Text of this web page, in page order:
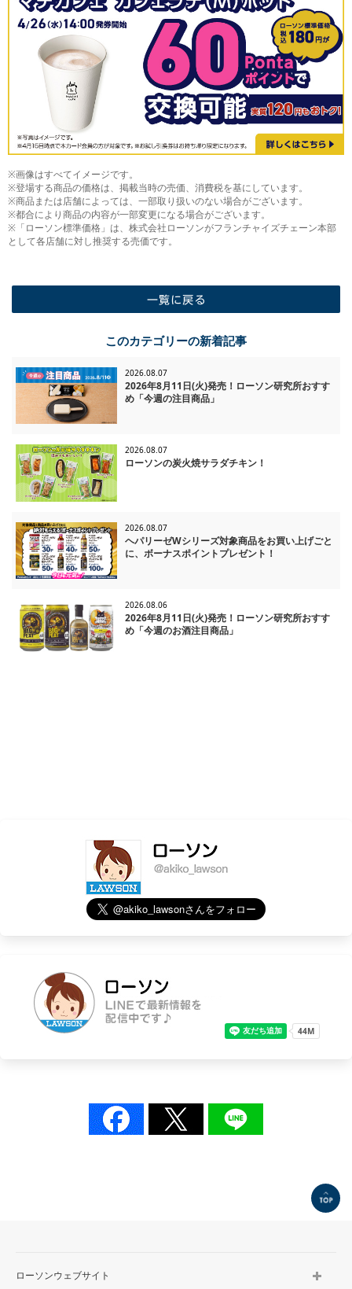
※画像はすべてイメージです。
※登場する商品の価格は、掲載当時の売価、消費税を基にしています。
※商品または店舗によっては、一部取り扱いのない場合がございます。
※都合により商品の内容が一部変更になる場合がございます。
※「ローソン標準価格」は、株式会社ローソンがフランチャイズチェーン本部
として各店舗に対し推奨する売価です。
このカテゴリーの新着記事
2026.08.07
2026年8月11日(火)発売！ローソン研究所おすす
め「今週の注目商品」
2026.08.07
ローソンの炭火焼サラダチキン！
2026.08.07
ヘパリーゼWシリーズ対象商品をお買い上げごと
に、ボーナスポイントプレゼント！
2026.08.06
2026年8月11日(火)発売！ローソン研究所おすす
め「今週のお酒注目商品」
ローソンウェブサイト